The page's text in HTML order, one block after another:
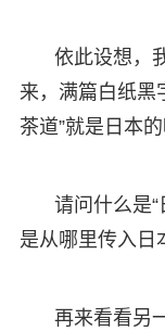
依此设想，
来，满篇白纸黑
茶道”就是日本的
请问什么是
是从哪里传入日
再来看看另